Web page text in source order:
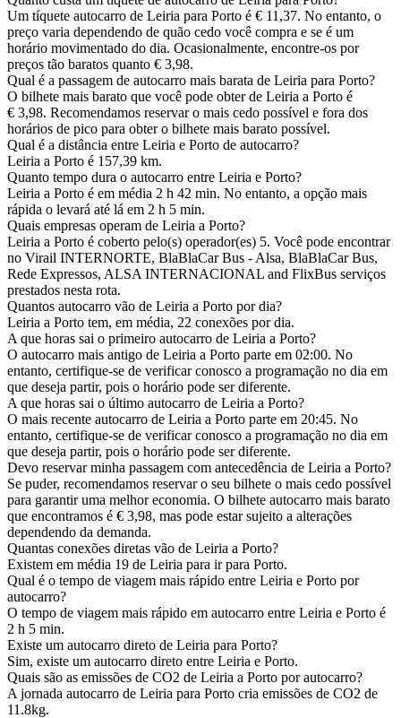
Um tíquete autocarro de Leiria para Porto é € 11,37. No entanto, o
preço varia dependendo de quão cedo você compra e se é um
horário movimentado do dia. Ocasionalmente, encontre-os por
preços tão baratos quanto € 3,98.
Qual é a passagem de autocarro mais barata de Leiria para Porto?
O bilhete mais barato que você pode obter de Leiria a Porto é
€ 3,98. Recomendamos reservar o mais cedo possível e fora dos
horários de pico para obter o bilhete mais barato possível.
Qual é a distância entre Leiria e Porto de autocarro?
Leiria a Porto é 157,39 km.
Quanto tempo dura o autocarro entre Leiria e Porto?
Leiria a Porto é em média 2 h 42 min. No entanto, a opção mais
rápida o levará até lá em 2 h 5 min.
Quais empresas operam de Leiria a Porto?
Leiria a Porto é coberto pelo(s) operador(es) 5. Você pode encontrar
no Virail INTERNORTE, BlaBlaCar Bus - Alsa, BlaBlaCar Bus,
Rede Expressos, ALSA INTERNACIONAL and FlixBus serviços
prestados nesta rota.
Quantos autocarro vão de Leiria a Porto por dia?
Leiria a Porto tem, em média, 22 conexões por dia.
A que horas sai o primeiro autocarro de Leiria a Porto?
O autocarro mais antigo de Leiria a Porto parte em 02:00. No
entanto, certifique-se de verificar conosco a programação no dia em
que deseja partir, pois o horário pode ser diferente.
A que horas sai o último autocarro de Leiria a Porto?
O mais recente autocarro de Leiria a Porto parte em 20:45. No
entanto, certifique-se de verificar conosco a programação no dia em
que deseja partir, pois o horário pode ser diferente.
Devo reservar minha passagem com antecedência de Leiria a Porto?
Se puder, recomendamos reservar o seu bilhete o mais cedo possível
para garantir uma melhor economia. O bilhete autocarro mais barato
que encontramos é € 3,98, mas pode estar sujeito a alterações
dependendo da demanda.
Quantas conexões diretas vão de Leiria a Porto?
Existem em média 19 de Leiria para ir para Porto.
Qual é o tempo de viagem mais rápido entre Leiria e Porto por
autocarro?
O tempo de viagem mais rápido em autocarro entre Leiria e Porto é
2 h 5 min.
Existe um autocarro direto de Leiria para Porto?
Sim, existe um autocarro direto entre Leiria e Porto.
Quais são as emissões de CO2 de Leiria a Porto por autocarro?
A jornada autocarro de Leiria para Porto cria emissões de CO2 de
11.8kg.